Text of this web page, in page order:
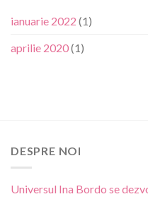
ianuarie 2022 (1)
aprilie 2020(1)
DESPRE NOI
Universul Ina Bordo se